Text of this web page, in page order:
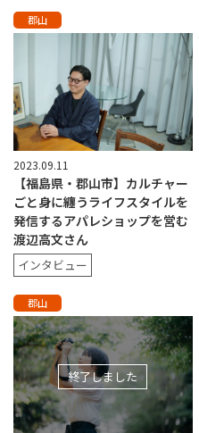
郡山
2023.09.11
【福島県・郡山市】カルチャー
ごと身に纏うライフスタイルを
発信するアパレショップを営む
渡辺高文さん
インタビュー
郡山
終了しました